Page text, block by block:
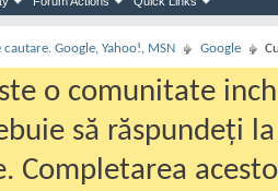
Google, Yahoo!, MSN Google
o comunitate
să răspundeți
Completarea